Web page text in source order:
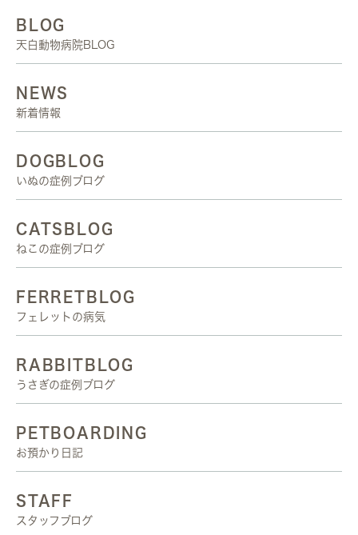
BLOG
天白動物病院BLOG
NEWS
新着情報
DOGBLOG
いぬの症例ブログ
CATSBLOG
ねこの症例ブログ
FERRETBLOG
フェレットの病気
RABBITBLOG
うさぎの症例ブログ
PETBOARDING
お預かり日記
STAFF
スタッフブログ